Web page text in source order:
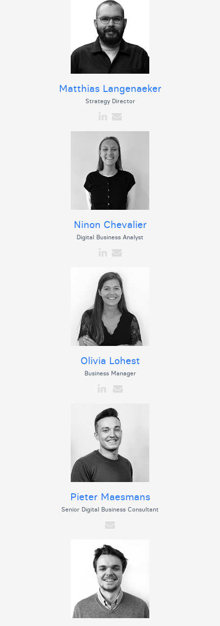
Matthias Langenaeker
Strategy Director
Ninon Chevalier
Digital Business Analyst
Olivia Lohest
Business Manager
Pieter Maesmans
Senior Digital Business Consultant